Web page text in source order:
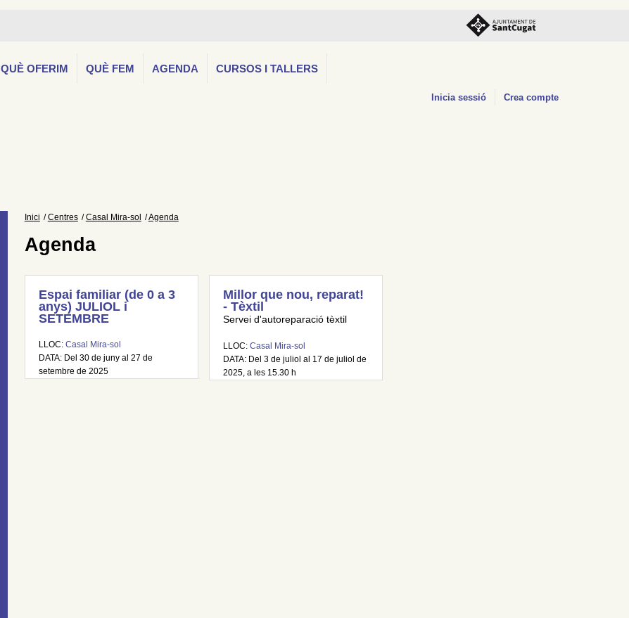
QUÈ OFERIM QUÈ FEM AGENDA CURSOS I TALLERS
Inicia sessió Crea compte
Inici Centres Casal Mira-sol Agenda
Agenda
Espai familiar (de 0 a 3
anys) JULIOL i
SETEMBRE
LLOC: Casal Mira-sol
DATA: Del 30 de juny al 27 de
setembre de 2025
Millor que nou, reparat!
- Tèxtil
Servei d'autoreparació tèxtil
LLOC:Casal Mira-sol
DATA: Del 3 de juliol al 17 de juliol de
2025, a les 15.30 h